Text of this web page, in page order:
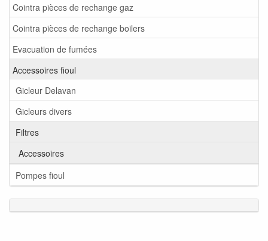
Cointra pièces de rechange gaz
Cointra pièces de rechange boilers
Evacuation de fumées
Accessoires fioul
Gicleur Delavan
Gicleurs divers
Filtres
Accessoires
Pompes fioul